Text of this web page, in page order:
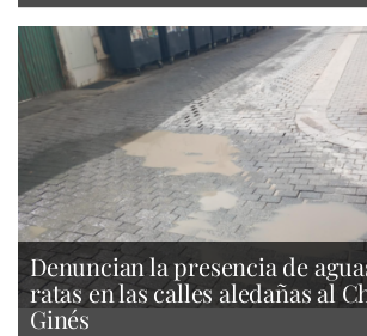
Denuncian la presencia de
ratas en las calles aledañas al
Ginés